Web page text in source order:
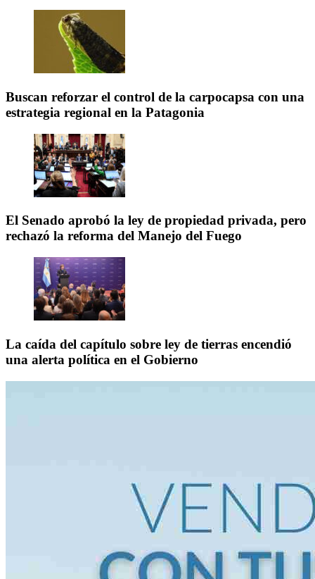
Buscan reforzar el control de la carpocapsa con una
estrategia regional en la Patagonia
El Senado aprobó la ley de propiedad privada, pero
rechazó la reforma del Manejo del Fuego
La caída del capítulo sobre ley de tierras encendió
una alerta política en el Gobierno